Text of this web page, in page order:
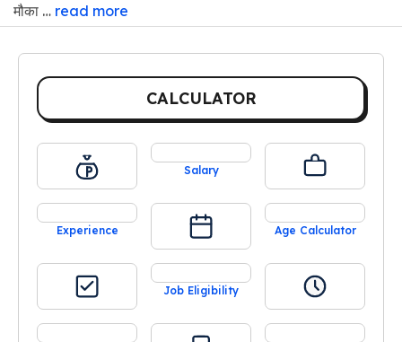
मौका … read more
CALCULATOR
Salary
Experience Age Calculator
Job Eligibility